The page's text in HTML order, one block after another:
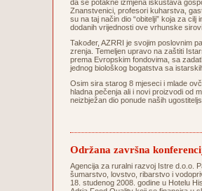
da se potakne izmjena iskustava
Znanstvenici, profesori kuharstva,
su na taj način dio “obitelji” koja za
dodanih vrijednosti ove vrhunske
Također, AZRRI je svojim poslovnim
zrenja. Temeljen upravo na zaštiti
prema Evropskim fondovima, sa
jednog biološkog bogatstva sa
Osim sira starog 8 mjeseci i mlade
hladna pečenja ali i novi proizvodi od
neizbježan dio ponude naših
Održana završna
Agencija za ruralni razvoj Istre d.o.o.
šumarstvo, lovstvo, ribarstvo i
18. studenog 2008. godine u Hotelu